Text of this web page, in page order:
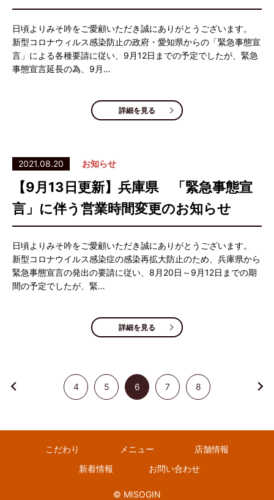
日頃よりみそ吟をご愛顧いただき誠にありがとうございます。
新型コロナウィルス感染防止の政府・愛知県からの「緊急事態宣
言」による各種要請に従い、9月12日までの予定でしたが、緊急
事態宣言延長の為、9月…
詳細を見る
2021.08.20 お知らせ
【9月13日更新】兵庫県 「緊急事態宣
言」に伴う営業時間変更のお知らせ
日頃よりみそ吟をご愛顧いただき誠にありがとうございます。
新型コロナウイルス感染症の感染再拡大防止のため、兵庫県から
緊急事態宣言の発出の要請に従い、8月20日～9月12日までの期
間の予定でしたが、緊…
詳細を見る
4 5 6 7 8
こだわり メニュー
店舗情報
新着情報
お問い合わせ
© MISOGIN